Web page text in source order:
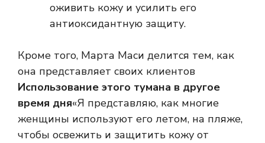
оживить кожу и усилить его
антиоксидантную защиту.
Кроме того, Марта Маси делится тем, как
она представляет своих клиентов
Использование этого тумана в другое
время дня«Я представляю, как многие
женщины используют его летом, на пляже,
чтобы освежить и защитить кожу от